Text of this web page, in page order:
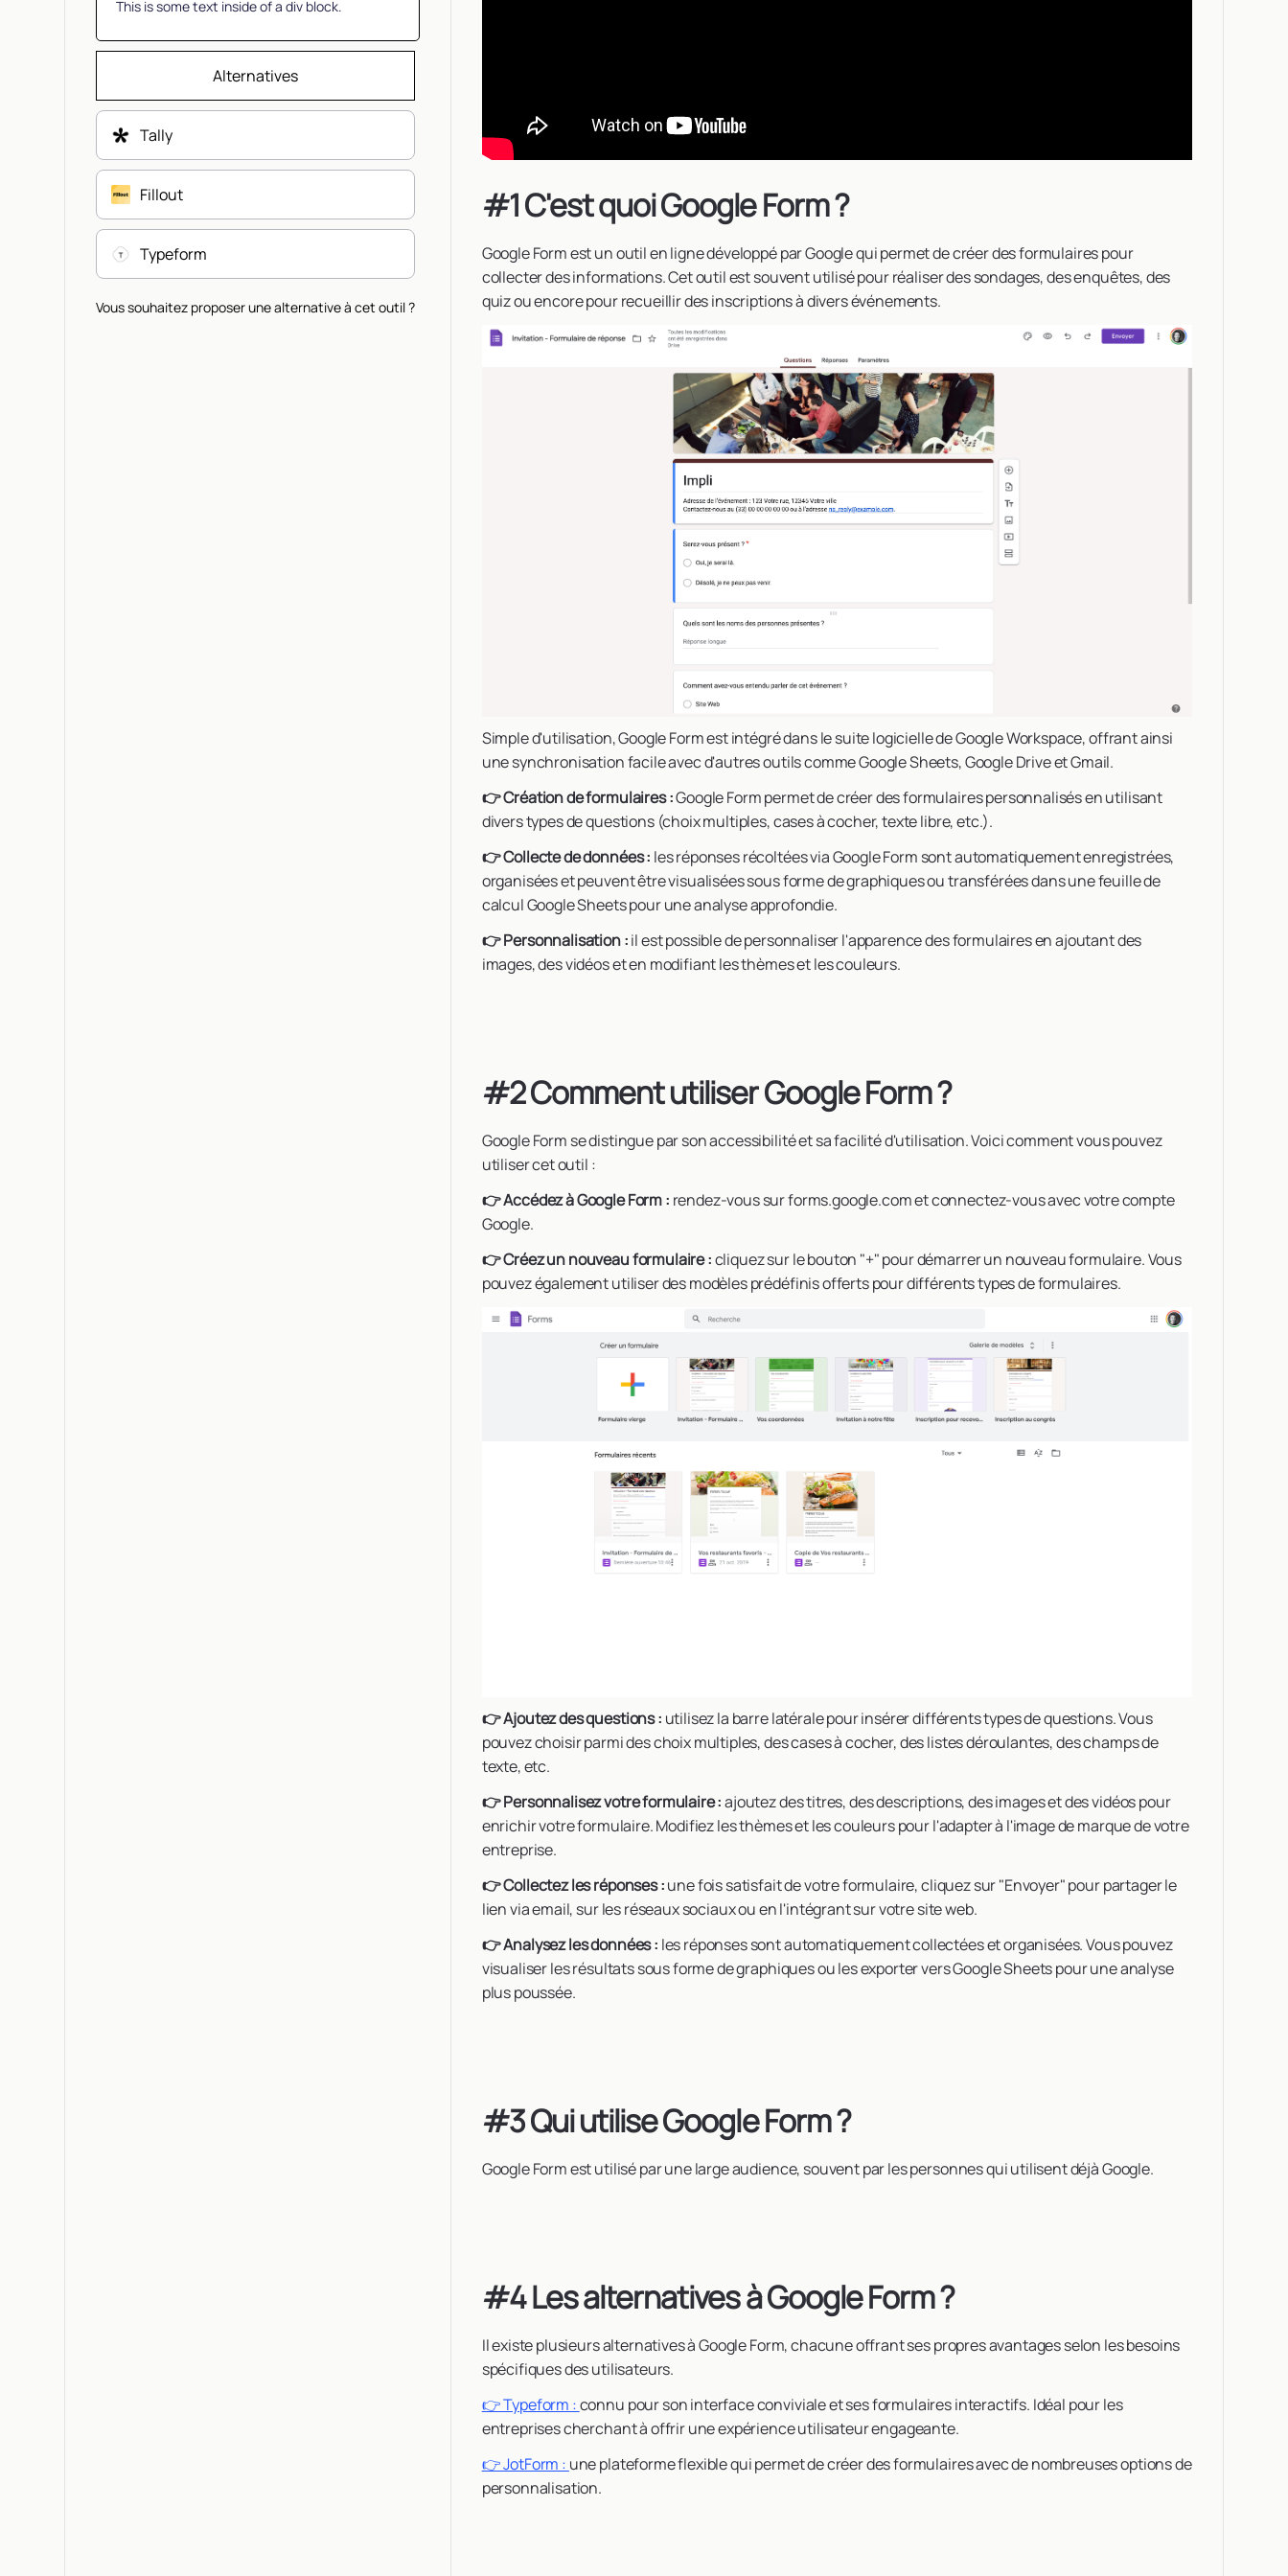
This is some text inside of a div block.
Alternatives
Tally
Fillout
Typeform
Vous souhaitez proposer une alternative à cet outil ?
#1 C'est quoi Google Form ?
Google Form est un outil en ligne développé par Google qui permet de créer des formulaires pour
collecter des informations. Cet outil est souvent utilisé pour réaliser des sondages, des enquêtes, des
quiz ou encore pour recueillir des inscriptions à divers événements.
Simple d'utilisation, Google Form est intégré dans le suite logicielle de Google Workspace, offrant ainsi
une synchronisation facile avec d'autres outils comme Google Sheets, Google Drive et Gmail.
👉 Création de formulaires :Google Form permet de créer des formulaires personnalisés en utilisant
divers types de questions (choix multiples, cases à cocher, texte libre, etc.).
👉 Collecte de données : les réponses récoltées via Google Form sont automatiquement enregistrées,
organisées et peuvent être visualisées sous forme de graphiques ou transférées dans une feuille de
calcul Google Sheets pour une analyse approfondie.
👉 Personnalisation :il est possible de personnaliser l'apparence des formulaires en ajoutant des
images, des vidéos et en modifiant les thèmes et les couleurs.
#2 Comment utiliser Google Form ?
Google Form se distingue par son accessibilité et sa facilité d'utilisation. Voici comment vous pouvez
utiliser cet outil :
👉 Accédez à Google Form : rendez-vous sur forms.google.com et connectez-vous avec votre compte
Google.
👉 Créez un nouveau formulaire :cliquez sur le bouton "+" pour démarrer un nouveau formulaire. Vous
pouvez également utiliser des modèles prédéfinis offerts pour différents types de formulaires.
👉 Ajoutez des questions : utilisez la barre latérale pour insérer différents types de questions. Vous
pouvez choisir parmi des choix multiples, des cases à cocher, des listes déroulantes, des champs de
texte, etc.
👉 Personnalisez votre formulaire :ajoutez des titres, des descriptions, des images et des vidéos pour
enrichir votre formulaire. Modifiez les thèmes et les couleurs pour l'adapter à l'image de marque de votre
entreprise.
👉 Collectez les réponses :une fois satisfait de votre formulaire, cliquez sur "Envoyer" pour partager le
lien via email, sur les réseaux sociaux ou en l'intégrant sur votre site web.
👉 Analysez les données : les réponses sont automatiquement collectées et organisées. Vous pouvez
visualiser les résultats sous forme de graphiques ou les exporter vers Google Sheets pour une analyse
plus poussée.
#3 Qui utilise Google Form ?
Google Form est utilisé par une large audience, souvent par les personnes qui utilisent déjà Google.
#4 Les alternatives à Google Form ?
Il existe plusieurs alternatives à Google Form, chacune offrant ses propres avantages selon les besoins
spécifiques des utilisateurs.
👉 Typeform :connu pour son interface conviviale et ses formulaires interactifs. Idéal pour les
entreprises cherchant à offrir une expérience utilisateur engageante.
👉 JotForm : une plateforme flexible qui permet de créer des formulaires avec de nombreuses options de
personnalisation.